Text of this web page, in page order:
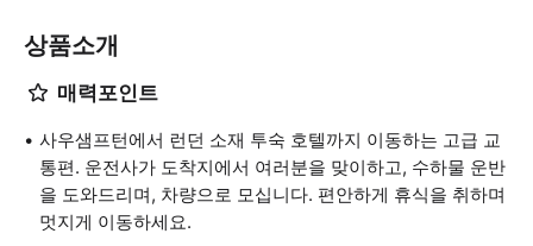
상품소개
매력포인트
사우샘프턴에서 런던 소재 투숙 호텔까지 이동하는 고급 교
통편. 운전사가 도착지에서 여러분을 맞이하고, 수하물 운반
을 도와드리며, 차량으로 모십니다. 편안하게 휴식을 취하며
멋지게 이동하세요.